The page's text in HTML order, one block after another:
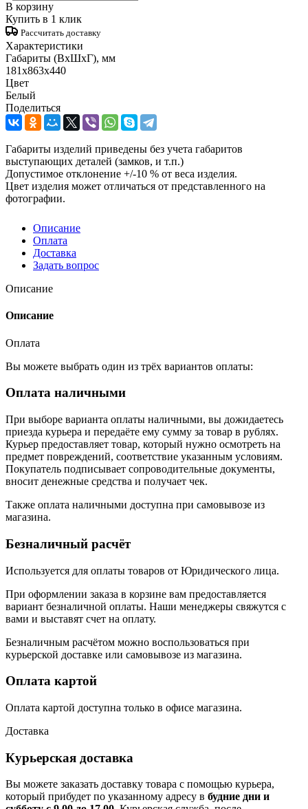
В корзину
Купить в 1 клик
Рассчитать доставку
Характеристики
Габариты (ВxШxГ), мм
181x863x440
Цвет
Белый
Поделиться
Габариты изделий приведены без учета габаритов
выступающих деталей (замков, и т.п.)
Допустимое отклонение +/-10 % от веса изделия.
Цвет изделия может отличаться от представленного на
фотографии.
Описание
Оплата
Доставка
Задать вопрос
Описание
Описание
Оплата
Вы можете выбрать один из трёх вариантов оплаты:
Оплата наличными
При выборе варианта оплаты наличными, вы дожидаетесь
приезда курьера и передаёте ему сумму за товар в рублях.
Курьер предоставляет товар, который нужно осмотреть на
предмет повреждений, соответствие указанным условиям.
Покупатель подписывает сопроводительные документы,
вносит денежные средства и получает чек.
Также оплата наличными доступна при самовывозе из
магазина.
Безналичный расчёт
Используется для оплаты товаров от Юридического лица.
При оформлении заказа в корзине вам предоставляется
вариант безналичной оплаты. Наши менеджеры свяжутся с
вами и выставят счет на оплату.
Безналичным расчётом можно воспользоваться при
курьерской доставке или самовывозе из магазина.
Оплата картой
Оплата картой доступна только в офисе магазина.
Доставка
Курьерская доставка
Вы можете заказать доставку товара с помощью курьера,
который прибудет по указанному адресу в будние дни и